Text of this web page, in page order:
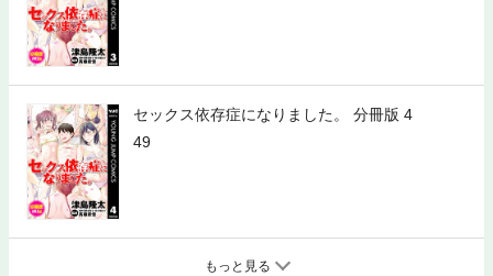
セックス依存症になりました。 分冊版 4
49
もっと見る